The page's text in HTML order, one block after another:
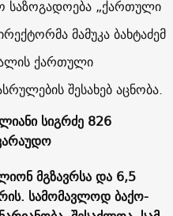
საზოგადოება „ქართული
მამუკა ბახტაძემ
ქართული
შესახებ აცნობა.
სიგრძე 826
მგზავრსა და 6,5
სამომავლოდ ბაქო-